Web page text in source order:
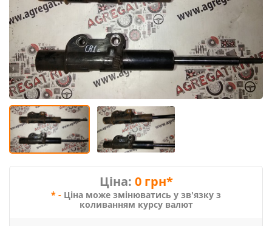
Ціна: 0 грн*
* - Ціна може змінюватись у зв'язку з
коливанням курсу валют